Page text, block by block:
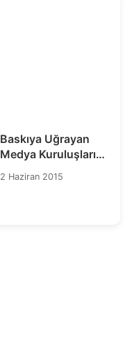
Baskıya Uğrayan
Medya Kuruluşları
ve Can Dündar
2 Haziran 2015